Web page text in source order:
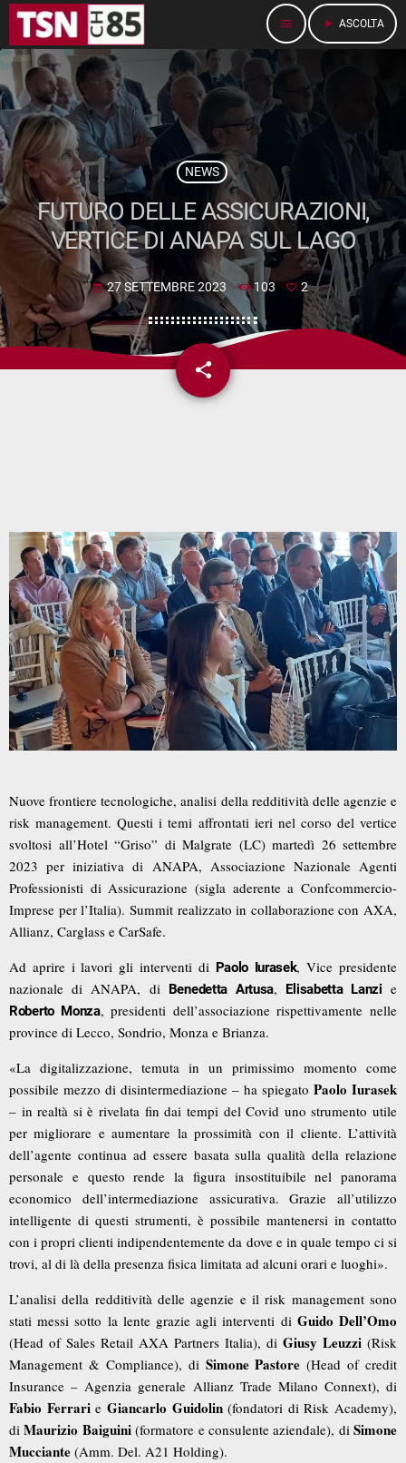
menu play_arrow ASCOLTA
NEWS
FUTURO DELLE ASSICURAZIONI,
VERTICE DI ANAPA SUL LAGO
today 27 SETTEMBRE 2023 103 2
share
email
Nuove frontiere tecnologiche, analisi della redditività delle agenzie e
risk management. Questi i temi affrontati ieri nel corso del vertice
svoltosi all’Hotel “Griso” di Malgrate (LC) martedì 26 settembre
2023 per iniziativa di ANAPA, Associazione Nazionale Agenti
Professionisti di Assicurazione (sigla aderente a Confcommercio-
Imprese per l’Italia). Summit realizzato in collaborazione con AXA,
Allianz, Carglass e CarSafe.
Ad aprire i lavori gli interventi di Paolo Iurasek, Vice presidente
nazionale di ANAPA, di Benedetta Artusa, Elisabetta Lanzi e
Roberto Monza, presidenti dell’associazione rispettivamente nelle
province di Lecco, Sondrio, Monza e Brianza.
«La digitalizzazione, temuta in un primissimo momento come
possibile mezzo di disintermediazione – ha spiegato Paolo Iurasek
– in realtà si è rivelata fin dai tempi del Covid uno strumento utile
per migliorare e aumentare la prossimità con il cliente. L’attività
dell’agente continua ad essere basata sulla qualità della relazione
personale e questo rende la figura insostituibile nel panorama
economico dell’intermediazione assicurativa. Grazie all’utilizzo
intelligente di questi strumenti, è possibile mantenersi in contatto
con i propri clienti indipendentemente da dove e in quale tempo ci si
trovi, al di là della presenza fisica limitata ad alcuni orari e luoghi».
L’analisi della redditività delle agenzie e il risk management sono
stati messi sotto la lente grazie agli interventi di Guido Dell’Omo
(Head of Sales Retail AXA Partners Italia), di Giusy Leuzzi (Risk
Management & Compliance), di Simone Pastore(Head of credit
Insurance – Agenzia generale Allianz Trade Milano Connext), di
Fabio Ferrarie Giancarlo Guidolin(fondatori di Risk Academy),
diMaurizio Baiguini(formatore e consulente aziendale), di Simone
Mucciante (Amm. Del. A21 Holding).